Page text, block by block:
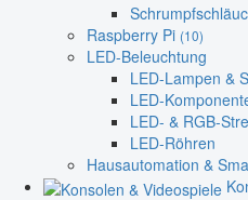
Raspberry Pi (10)
LED-Beleuchtung
LED-Lampen &
LED-
LED- & RGB-
LED-Röhren
Hausautomation &